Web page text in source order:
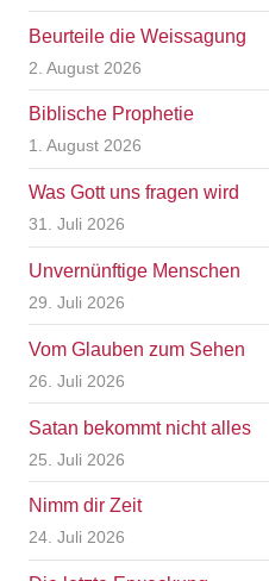
Beurteile die Weissagung
2. August 2026
Biblische Prophetie
1. August 2026
Was Gott uns fragen wird
31. Juli 2026
Unvernünftige Menschen
29. Juli 2026
Vom Glauben zum Sehen
26. Juli 2026
Satan bekommt nicht alles
25. Juli 2026
Nimm dir Zeit
24. Juli 2026